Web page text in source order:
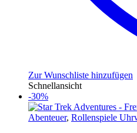
Zur Wunschliste hinzufügen
Schnellansicht
-30%
Abenteuer, Rollenspiele